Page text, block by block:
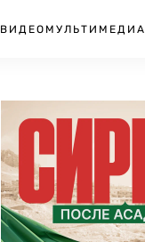
ВИДЕО МУЛЬТИМЕДИА